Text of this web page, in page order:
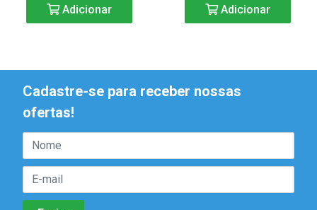
Adicionar Adicionar
Cadastre-se para receber nossas
ofertas!